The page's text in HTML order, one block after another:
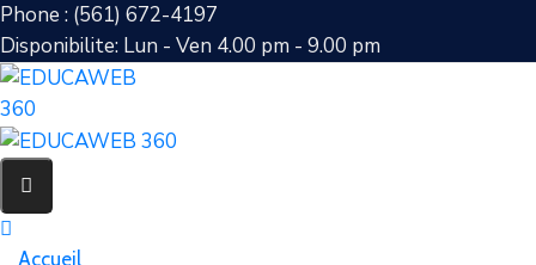
Phone : (561) 672-4197
Disponibilite: Lun - Ven 4.00 pm - 9.00 pm
Accueil